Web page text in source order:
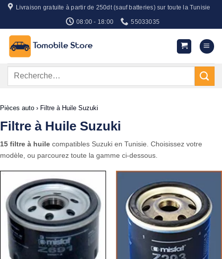
Passer
contenu
Livraison gratuite à partir de 250dt (sauf batteries) sur toute la Tunisie
08:00 - 18:00 55033035
Recherche
Pièces auto › Filtre à Huile Suzuki
Filtre à Huile Suzuki
15 filtre à huile compatibles Suzuki en Tunisie. Choisissez votre
modèle, ou parcourez toute la gamme ci-dessous.